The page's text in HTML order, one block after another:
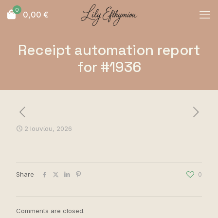
0 0,00 €
Receipt automation report
for #1936
2 Ιουνίου, 2026
Share 0
Comments are closed.